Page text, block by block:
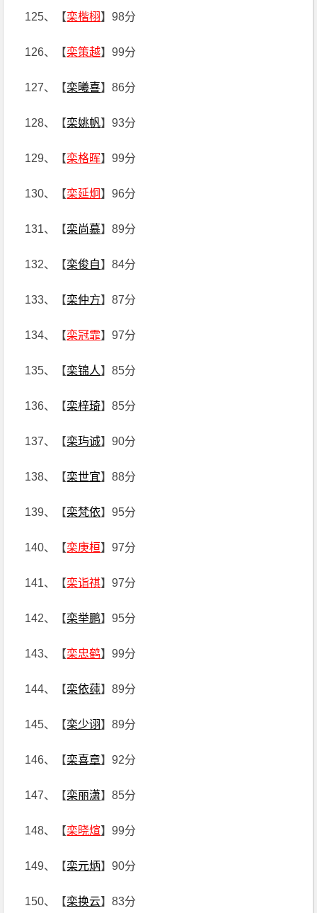
125、【栾楷栩】98分
126、【栾策越】99分
127、【栾曦喜】86分
128、【栾姚帆】93分
129、【栾格晖】99分
130、【栾延炯】96分
131、【栾尚慕】89分
132、【栾俊自】84分
133、【栾仲方】87分
134、【栾冠霏】97分
135、【栾锦人】85分
136、【栾梓琦】85分
137、【栾玙诚】90分
138、【栾世宜】88分
139、【栾梵依】95分
140、【栾庚桓】97分
141、【栾诣祺】97分
142、【栾举鹏】95分
143、【栾忠鹤】99分
144、【栾依莼】89分
145、【栾少诩】89分
146、【栾喜章】92分
147、【栾丽潇】85分
148、【栾晓煊】99分
149、【栾元炳】90分
150、【栾换云】83分